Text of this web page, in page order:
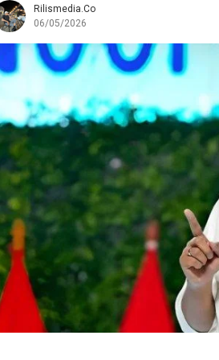
Rilismedia.co
06/05/2026